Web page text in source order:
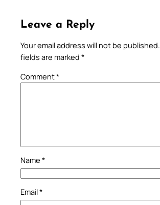
Leave a Reply
Your email address will not be published.
fields are marked *
Comment*
Name *
Email*